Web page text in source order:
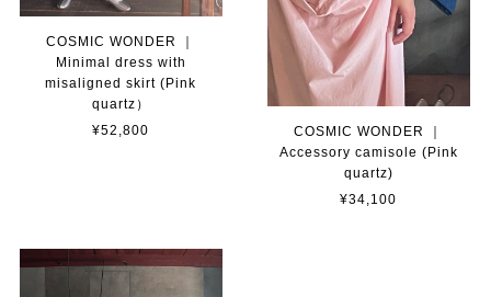
COSMIC WONDER ｜
Minimal dress with
misaligned skirt (Pink
quartz）
¥52,800
COSMIC WONDER ｜
Accessory camisole (Pink
quartz)
¥34,100